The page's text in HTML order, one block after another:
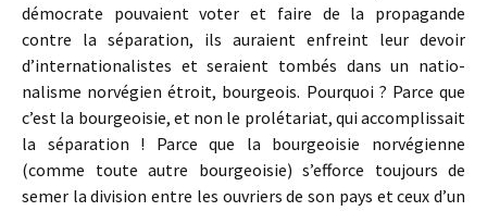
démocrate pouvaient voter et faire de la propagande
contre la séparation, ils auraient enfreint leur devoir
d’internationalistes et seraient tombés dans un natio­
nalisme norvégien étroit, bourgeois. Pourquoi ? Parce que
c’est la bour­geoisie, et non le prolétariat, qui accomplissait
la séparation ! Parce que la bourgeoisie norvégienne
(comme toute autre bourgeoisie) s’efforce toujours de
semer la division entre les ouvriers de son pays et ceux d’un